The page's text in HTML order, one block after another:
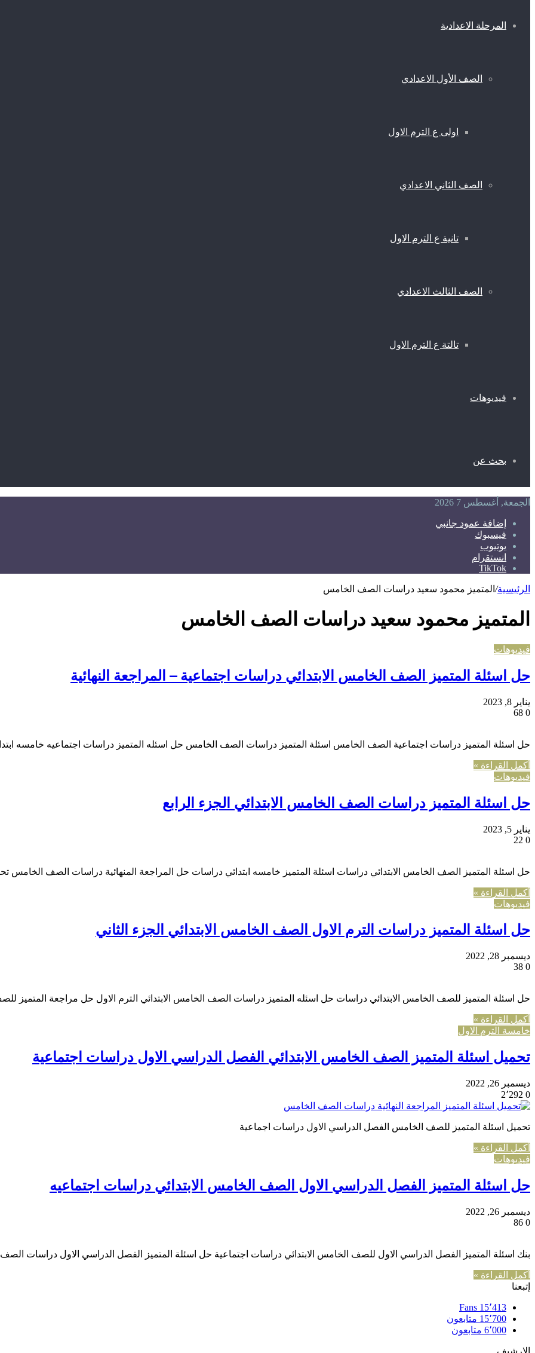
المرحلة الاعدادية
الصف الأول الاعدادي
اولى ع الترم الاول
الصف الثاني الاعدادي
تانية ع الترم الاول
الصف الثالث الاعدادي
تالتة ع الترم الاول
فيديوهات
بحث عن
الجمعة, أغسطس 7 2026
إضافة عمود جانبي
فيسبوك
يوتيوب
انستقرام
TikTok
الرئيسية/ المتميز محمود سعيد دراسات الصف الخامس
المتميز محمود سعيد دراسات الصف الخامس
فيديوهات
حل اسئلة المتميز الصف الخامس الابتدائي دراسات اجتماعية – المراجعة النهائية
يناير 8, 2023
0
حل اسئلة المتميز دراسات اجتماعية الصف الخامس اسئلة المتميز دراسات الصف الخامس حل اسئله المتميز دراسات اجتماعيه خامسه
أكمل القراءة »
فيديوهات
حل اسئلة المتميز دراسات الصف الخامس الابتدائي الجزء الرابع
يناير 5, 2023
0
حل اسئلة المتميز الصف الخامس الابتدائي دراسات اسئلة المتميز خامسه ابتدائي دراسات حل المراجعة المنهائية دراسات الصف الخامس
أكمل القراءة »
فيديوهات
حل اسئلة المتميز دراسات الترم الاول الصف الخامس الابتدائي الجزء الثاني
ديسمبر 28, 2022
0
حل اسئلة المتميز للصف الخامس الابتدائي دراسات حل اسئله المتميز دراسات الصف الخامس الابتدائي الترم الاول حل مراجعة المتميز
أكمل القراءة »
خامسة الترم الاول
تحميل اسئلة المتميز الصف الخامس الابتدائي الفصل الدراسي الاول دراسات اجتماعية
ديسمبر 26, 2022
0
تحميل اسئلة المتميز للصف الخامس الفصل الدراسي الاول دراسات اجماعية
أكمل القراءة »
فيديوهات
حل اسئلة المتميز الفصل الدراسي الاول الصف الخامس الابتدائي دراسات اجتماعيه
ديسمبر 26, 2022
0
بنك اسئلة المتميز الفصل الدراسي الاول للصف الخامس الابتدائي دراسات اجتماعية حل اسئلة المتميز الفصل الدراسي الاول دراسات
أكمل القراءة »
إتبعنا
15٬413 Fans
15٬700 متابعون
6٬000 متابعون